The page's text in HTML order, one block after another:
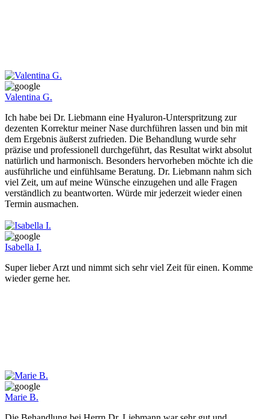
Valentina G.
Ich habe bei Dr. Liebmann eine Hyaluron-Unterspritzung zur
dezenten Korrektur meiner Nase durchführen lassen und bin mit
dem Ergebnis äußerst zufrieden. Die Behandlung wurde sehr
präzise und professionell durchgeführt, das Resultat wirkt absolut
natürlich und harmonisch. Besonders hervorheben möchte ich die
ausführliche und einfühlsame Beratung. Dr. Liebmann nahm sich
viel Zeit, um auf meine Wünsche einzugehen und alle Fragen
verständlich zu beantworten. Würde mir jederzeit wieder einen
Termin ausmachen.
Isabella I.
Super lieber Arzt und nimmt sich sehr viel Zeit für einen. Komme
wieder gerne her.
Marie B.